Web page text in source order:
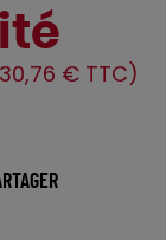
€ TTC)